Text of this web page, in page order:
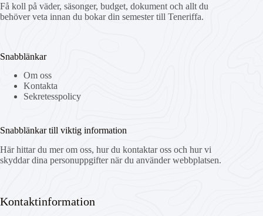
Få koll på väder, säsonger, budget, dokument och allt du
behöver veta innan du bokar din semester till Teneriffa.
Snabblänkar
Om oss
Kontakta
Sekretesspolicy
Snabblänkar till viktig information
Här hittar du mer om oss, hur du kontaktar oss och hur vi
skyddar dina personuppgifter när du använder webbplatsen.
Kontaktinformation